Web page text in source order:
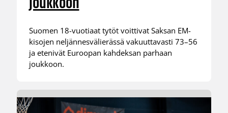
Suomen 18-vuotiaat tytöt voittivat Saksan EM-
kisojen neljännesvälierässä vakuuttavasti 73–56
ja etenivät Euroopan kahdeksan parhaan
joukkoon.